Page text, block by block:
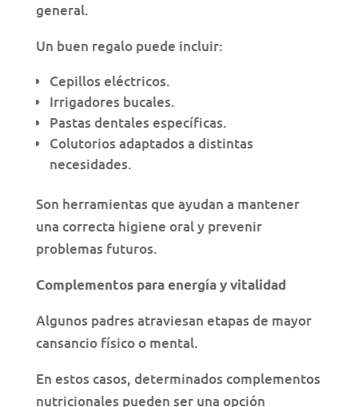
general.
Un buen regalo puede incluir:
Cepillos eléctricos.
Irrigadores bucales.
Pastas dentales específicas.
Colutorios adaptados a distintas
necesidades.
Son herramientas que ayudan a mantener
una correcta higiene oral y prevenir
problemas futuros.
Complementos para energía y vitalidad
Algunos padres atraviesan etapas de mayor
cansancio físico o mental.
En estos casos, determinados complementos
nutricionales pueden ser una opción